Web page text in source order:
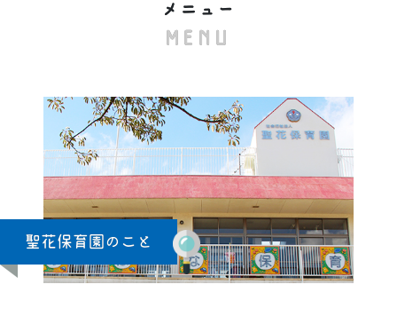
メニュー
MENU
聖花保育園のこと